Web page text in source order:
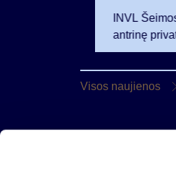
INVL
antrinę
kapitalo
pritraukė
Visos naujienos
Gynėjų g. 14, 01110